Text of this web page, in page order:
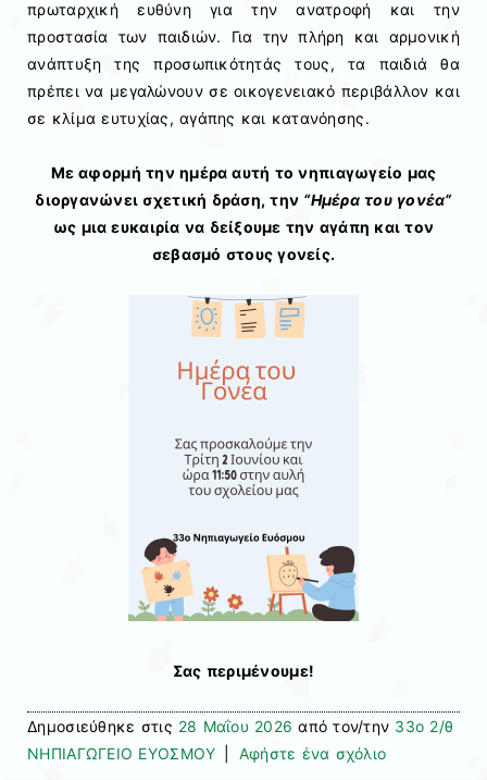
πρωταρχική ευθύνη για την ανατροφή και την
προστασία των παιδιών. Για την πλήρη και αρμονική
ανάπτυξη της προσωπικότητάς τους, τα παιδιά θα
πρέπει να μεγαλώνουν σε οικογενειακό περιβάλλον και
σε κλίμα ευτυχίας, αγάπης και κατανόησης.
Με αφορμή την ημέρα αυτή το νηπιαγωγείο μας
διοργανώνει σχετική δράση, την “Ημέρα του γονέα”
ως μια ευκαιρία να δείξουμε την αγάπη και τον
σεβασμό στους γονείς.
Σας περιμένουμε!
Δημοσιεύθηκε στις 28 Μαΐου 2026 από τον/την 33ο 2/θ
ΝΗΠΙΑΓΩΓΕΙΟ ΕΥΟΣΜΟΥ
Αφήστε ένα σχόλιο